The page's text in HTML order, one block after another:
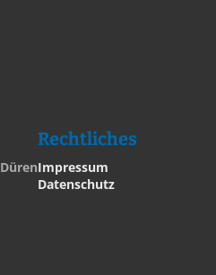
Rechtliches
Impressum
Datenschutz